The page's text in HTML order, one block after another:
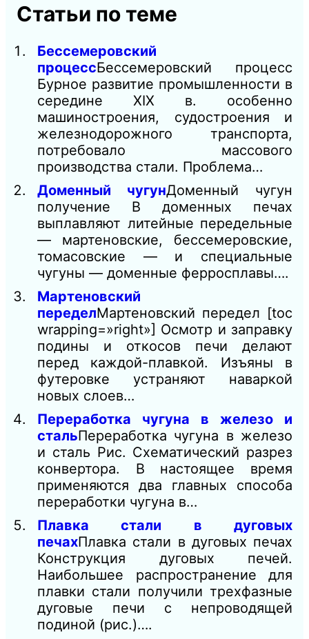
Статьи по теме
Бессемеровский
процессБессемеровский процесс
Бурное развитие промышленности в
середине XIX в. особенно
машиностроения, судостроения и
железнодорожного транспорта,
потребовало массового
производства стали. Проблема…
Доменный чугунДоменный чугун
получение В доменных печах
выплавляют литейные передельные
— мартеновские, бессемеровские,
томасовские — и специальные
чугуны — доменные ферросплавы….
Мартеновский
переделМартеновский передел [toc
wrapping=»right»] Осмотр и заправку
подины и откосов печи делают
перед каждой-плавкой. Изъяны в
футеровке устраняют наваркой
новых слоев…
Переработка чугуна в железо и
стальПереработка чугуна в железо
и сталь Рис. Схематический разрез
конвертора. В настоящее время
применяются два главных способа
переработки чугуна в…
Плавка стали в дуговых
печахПлавка стали в дуговых печах
Конструкция дуговых печей.
Наибольшее распространение для
плавки стали получили трехфазные
дуговые печи с непроводящей
подиной (рис.)….